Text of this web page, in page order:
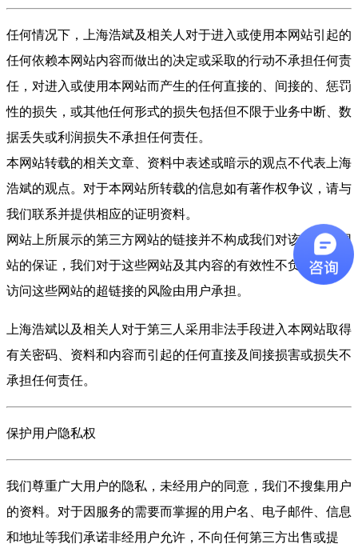
任何情况下，上海浩斌及相关人对于进入或使用本网站引起的
任何依赖本网站内容而做出的决定或采取的行动不承担任何责
任，对进入或使用本网站而产生的任何直接的、间接的、惩罚
性的损失，或其他任何形式的损失包括但不限于业务中断、数
据丢失或利润损失不承担任何责任。
本网站转载的相关文章、资料中表述或暗示的观点不代表上海
浩斌的观点。对于本网站所转载的信息如有著作权争议，请与
我们联系并提供相应的证明资料。
网站上所展示的第三方网站的链接并不构成我们对该第三方网
站的保证，我们对于这些网站及其内容的有效性不负有责任。
访问这些网站的超链接的风险由用户承担。
上海浩斌以及相关人对于第三人采用非法手段进入本网站取得
有关密码、资料和内容而引起的任何直接及间接损害或损失不
承担任何责任。
保护用户隐私权
我们尊重广大用户的隐私，未经用户的同意，我们不搜集用户
的资料。对于因服务的需要而掌握的用户名、电子邮件、信息
和地址等我们承诺非经用户允许，不向任何第三方出售或提